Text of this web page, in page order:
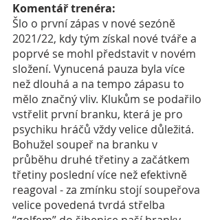
Komentář trenéra:
Šlo o první zápas v nové sezóně
2021/22, kdy tým získal nové tváře a
poprvé se mohl představit v novém
složení. Vynucená pauza byla více
než dlouhá a na tempo zápasu to
mělo značný vliv. Klukům se podařilo
vstřelit první branku, která je pro
psychiku hráčů vždy velice důležitá.
Bohužel soupeř na branku v
průběhu druhé třetiny a začátkem
třetiny poslední více než efektivně
reagoval - za zmínku stojí soupeřova
velice povedená tvrdá střelba